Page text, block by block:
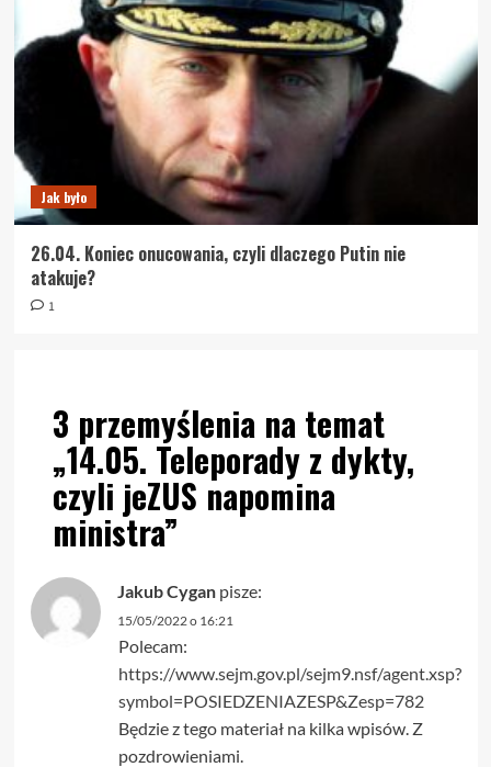
Jak było
26.04. Koniec onucowania, czyli dlaczego Putin nie
atakuje?
1
3 przemyślenia na temat
„14.05. Teleporady z dykty,
czyli jeZUS napomina
ministra”
Jakub Cygan pisze:
15/05/2022 o 16:21
Polecam:
https://www.sejm.gov.pl/sejm9.nsf/agent.xsp?
symbol=POSIEDZENIAZESP&Zesp=782
Będzie z tego materiał na kilka wpisów. Z
pozdrowieniami.